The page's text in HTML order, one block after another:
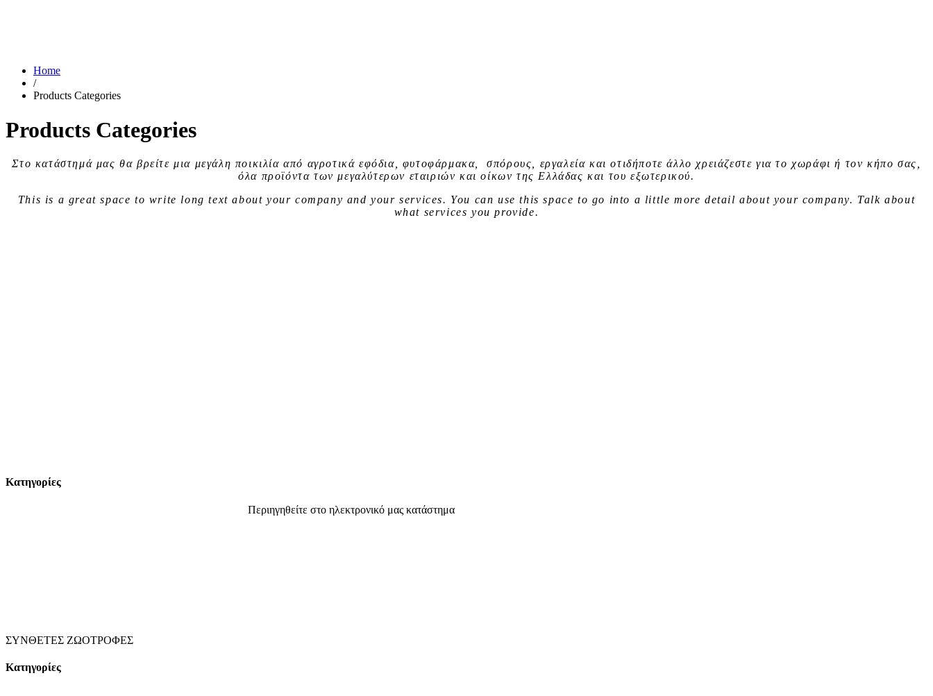
Home
/
Products Categories
Products Categories
Στο κατάστημά μας θα βρείτε μια μεγάλη ποικιλίααπό αγροτικά εφόδια, φυτοφάρμακα, σπόρους, εργαλεία και οτιδήποτε άλλο χρειάζεστε για το χωράφι ή τον κήπο σας,
όλα προϊόντα των μεγαλύτερων εταιριών και οίκων της Ελλάδας και του εξωτερικού.
This is a great space to write long text about your company and your services. You can usethis space to go into a little more detail about your company. Talk about
what services you provide.
Κατηγορίες
Περιηγηθείτε στο ηλεκτρονικό μας κατάστημα
ΣΥΝΘΕΤΕΣ ΖΩΟΤΡΟΦΕΣ
Κατηγορίες